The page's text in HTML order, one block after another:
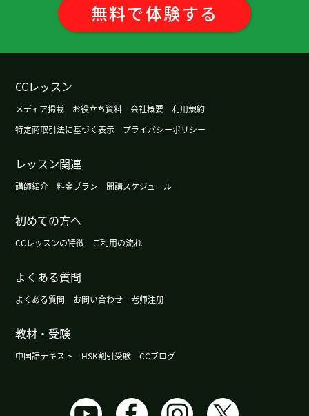
無料で体験する
CCレッスン
メディア掲載 お役立ち資料 会社概要
利用規約
特定商取引法に基づく表示
プライバシーポリシー
レッスン関連
講師紹介 料金プラン 開講スケジュール
初めての方へ
CCレッスンの特徴 ご利用の流れ
よくある質問
よくある質問 お問い合わせ 老师注册
教材・受験
中国語テキスト HSK割引受験 CCブログ